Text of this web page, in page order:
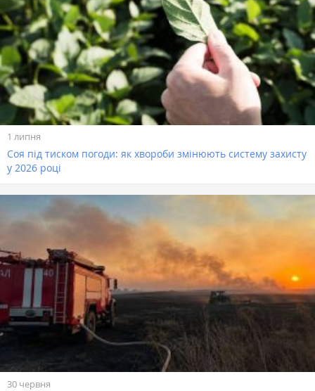
1 липня
Соя під тиском погоди: як хвороби змінюють систему захисту
у 2026 році
30 червня